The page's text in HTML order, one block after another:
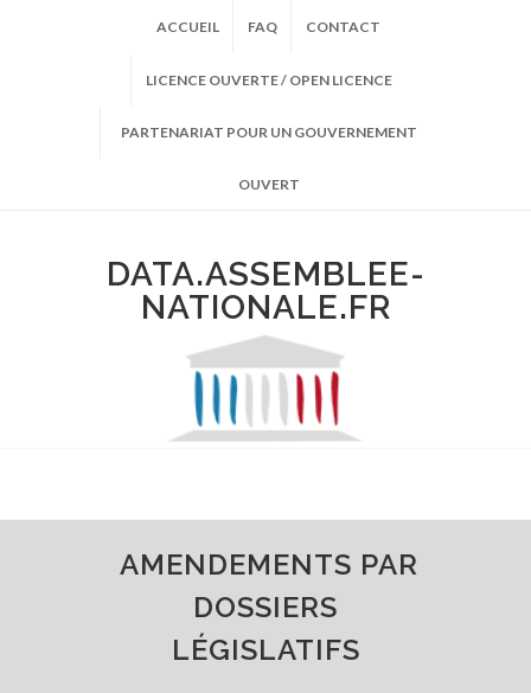
ACCUEIL FAQ CONTACT
LICENCE OUVERTE / OPEN LICENCE
PARTENARIAT POUR UN GOUVERNEMENT
OUVERT
DATA.ASSEMBLEE-
NATIONALE.FR
AMENDEMENTS PAR
DOSSIERS
LÉGISLATIFS